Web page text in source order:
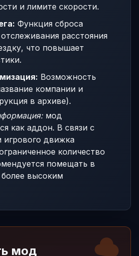
и лимите скорости.
Функция сброса
расстояния
что повышает
Возможность
компании и
в архиве).
мод
как аддон. В связи с
игрового движка
количество
помещать в
высоким
мод